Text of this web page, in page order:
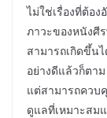
ไม่ใช่เรื่องที่ต้อง
ภาวะของหนังศี
สามารถเกิดขึ้น
อย่างดีแล้วก็ตา
แต่สามารถควบ
ดูแลที่เหมาะสม